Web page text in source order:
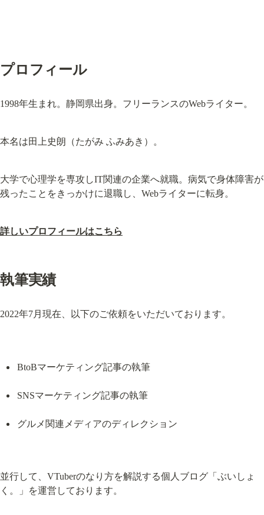
プロフィール
1998年生まれ。静岡県出身。フリーランスのWebライター。
本名は田上史朗（たがみ ふみあき）。
大学で心理学を専攻しIT関連の企業へ就職。病気で身体障害が
残ったことをきっかけに退職し、Webライターに転身。
詳しいプロフィールはこちら
執筆実績
2022年7月現在、以下のご依頼をいただいております。
BtoBマーケティング記事の執筆
SNSマーケティング記事の執筆
グルメ関連メディアのディレクション
並行して、VTuberのなり方を解説する個人ブログ「ぶいしょ
く。」を運営しております。